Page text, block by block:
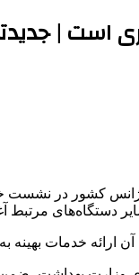
است |
کشور در
دستگاه‌های مرتبط